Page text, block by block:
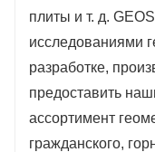
плиты и т. д.
исследованиями
разработке,
предоставить
ассортимент
гражданского,